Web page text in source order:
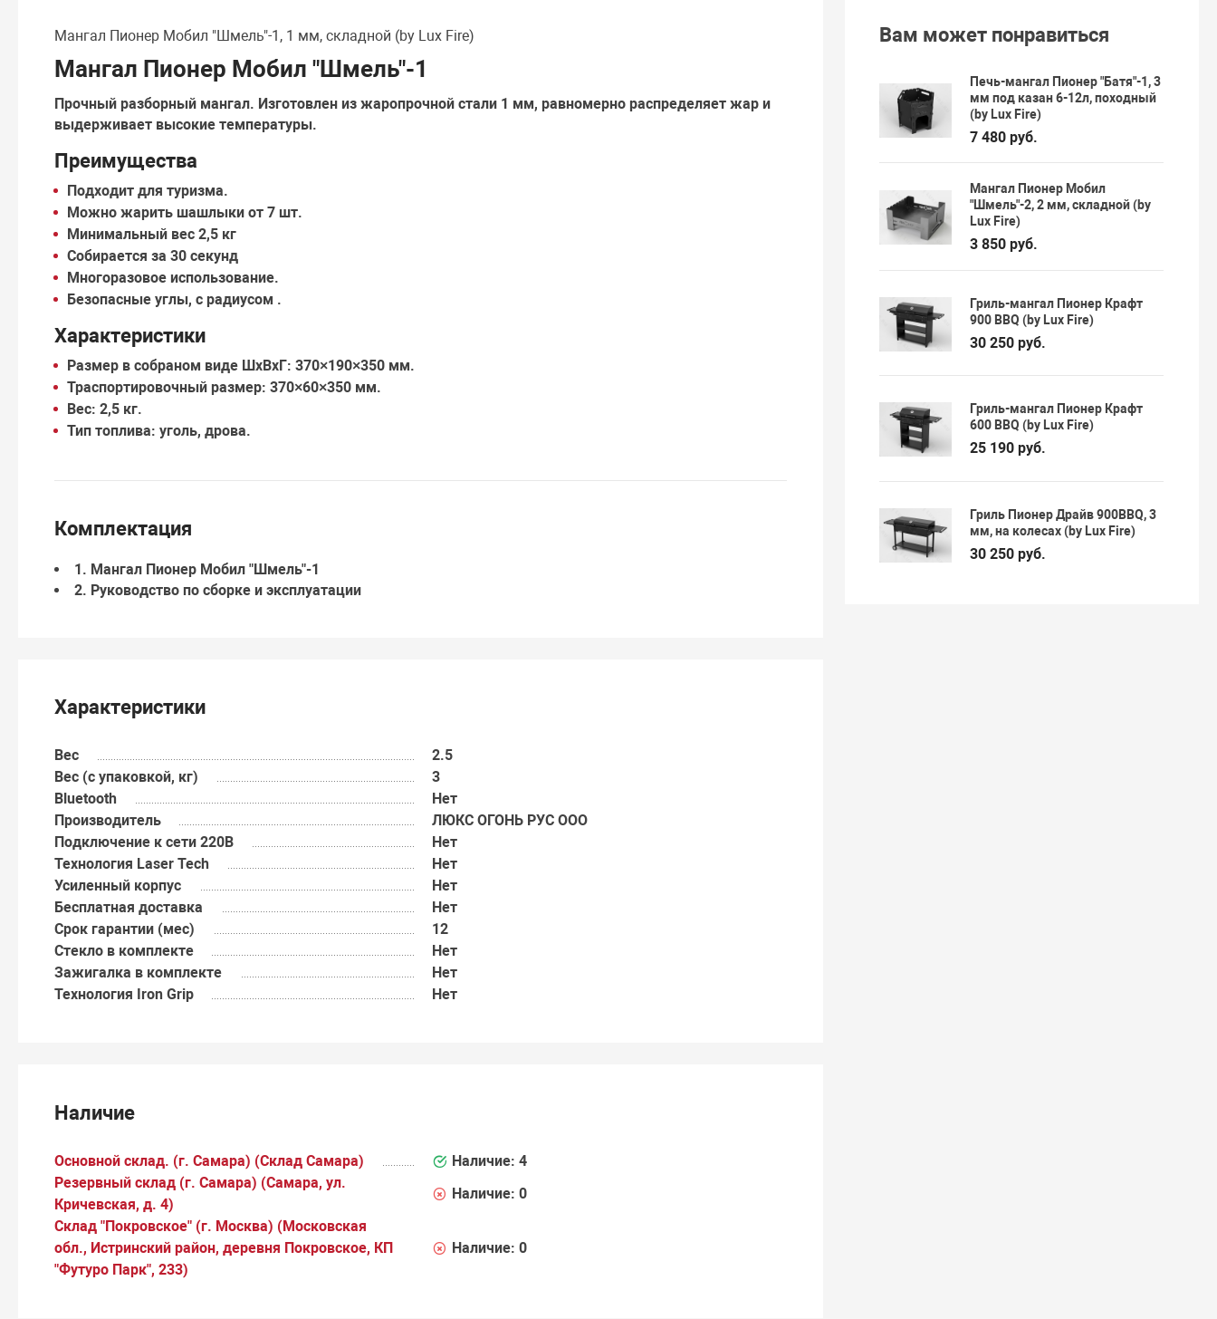
Мангал Пионер Мобил "Шмель"-1, 1 мм, складной (by Lux Fire)
Мангал Пионер Мобил "Шмель"-1
Прочный разборный мангал. Изготовлен из жаропрочной стали 1 мм, равномерно распределяет жар и
выдерживает высокие температуры.
Преимущества
Подходит для туризма.
Можно жарить шашлыки от 7 шт.
Минимальный вес 2,5 кг
Собирается за 30 секунд
Многоразовое использование.
Безопасные углы, с радиусом .
Характеристики
Размер в собраном виде ШхВхГ: 370×190×350 мм.
Траспортировочный размер: 370×60×350 мм.
Вес: 2,5 кг.
Тип топлива: уголь, дрова.
Комплектация
1. Мангал Пионер Мобил "Шмель"-1
2. Руководство по сборке и эксплуатации
Характеристики
Вес
2.5
Вес (с упаковкой, кг)
3
Bluetooth
Нет
Производитель
ЛЮКС ОГОНЬ РУС ООО
Подключение к сети 220В
Нет
Технология Laser Tech
Нет
Усиленный корпус
Нет
Бесплатная доставка
Нет
Срок гарантии (мес)
12
Стекло в комплекте
Нет
Зажигалка в комплекте
Нет
Технология Iron Grip
Нет
Наличие
Основной склад. (г. Самара) (Склад Самара) Наличие:4
Резервный склад (г. Самара) (Самара, ул.
Кричевская, д. 4)
Наличие:0
Склад "Покровское" (г. Москва) (Московская
обл., Истринский район, деревня Покровское, КП
"Футуро Парк", 233)
Наличие:0
Вам может понравиться
Печь-мангал Пионер "Батя"-1, 3
мм под казан 6-12л, походный
(by Lux Fire)
7 480 руб.
Мангал Пионер Мобил
"Шмель"-2, 2 мм, складной (by
Lux Fire)
3 850 руб.
Гриль-мангал Пионер Крафт
900 BBQ (by Lux Fire)
30 250 руб.
Гриль-мангал Пионер Крафт
600 BBQ (by Lux Fire)
25 190 руб.
Гриль Пионер Драйв 900BBQ, 3
мм, на колесах (by Lux Fire)
30 250 руб.